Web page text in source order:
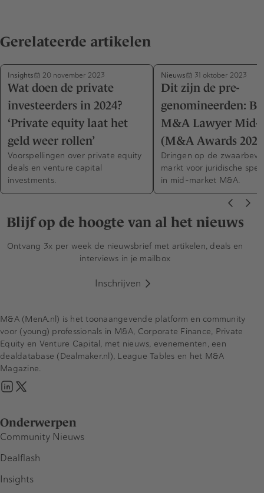
Gerelateerde artikelen
Insights 20 november 2023
Wat doen de private
investeerders in 2024?
‘Private equity laat het
geld weer rollen’
Voorspellingen over private equity
deals en venture capital
investments.
Nieuws 31 oktober 2023
Dit zijn de pre-
genomineerden:
M&A Lawyer Mid-
(M&A Awards
Dringen op de
markt voor juridische
in mid-market M&A.
Blijf op de hoogte van al het nieuws
Ontvang 3x per week de nieuwsbrief met artikelen, deals en
interviews in je mailbox
Inschrijven
Onderwerpen
Community Nieuws
Dealflash
Insights
M&A (MenA.nl) is het toonaangevende platform en community
voor (young) professionals in M&A, Corporate Finance, Private
Equity en Venture Capital, met nieuws, evenementen, een
dealdatabase (Dealmaker.nl), League Tables en het M&A
Magazine.